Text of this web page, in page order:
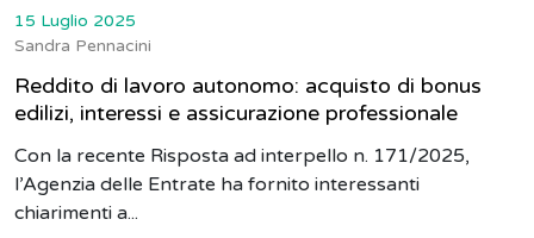
15 Luglio 2025
Sandra Pennacini
Reddito di lavoro autonomo: acquisto di bonus
edilizi, interessi e assicurazione professionale
Con la recente Risposta ad interpello n. 171/2025,
l’Agenzia delle Entrate ha fornito interessanti
chiarimenti a...